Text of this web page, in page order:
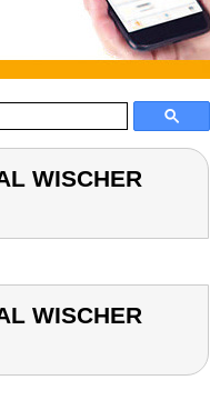
WISCHER
WISCHER